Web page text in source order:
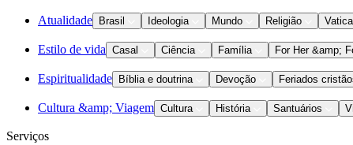
Atualidade Brasil Ideologia Mundo Religião
Estilo de vida Casal Ciência Família For Her &amp;
Espiritualidade Bíblia e doutrina Devoção Feriados
Cultura &amp; Viagem Cultura História Santuários
Serviços